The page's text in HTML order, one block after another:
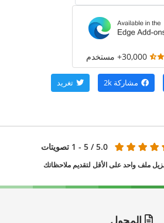
30,000+ مستخدم
مشاركة 2k تغريد
5.0 / 5 - 1 تصويتات
ملف واحد على الأقل لتقديم ملاحظاتك
المحول